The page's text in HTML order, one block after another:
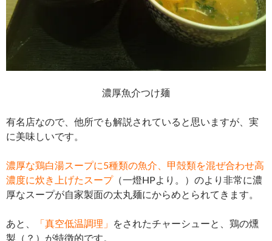
濃厚魚介つけ麺
有名店なので、他所でも解説されていると思いますが、実
に美味しいです。
濃厚な鶏白湯スープに5種類の魚介、甲殻類を混ぜ合わせ高
濃度に炊き上げたスープ（一燈HPより。）のより非常に濃
厚なスープが自家製面の太丸麺にからめとられてきます。
あと、 「真空低温調理」 をされたチャーシューと、鶏の燻
製（？）が特徴的です。